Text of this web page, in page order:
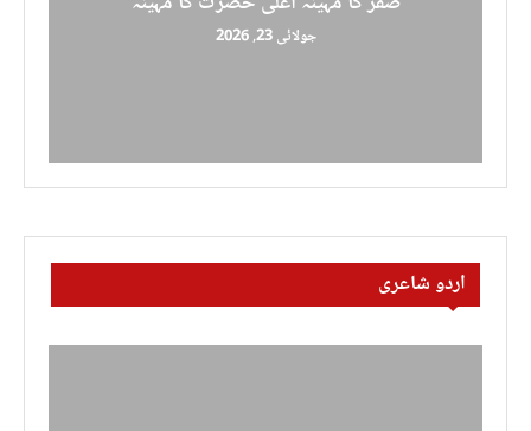
جولائی 23, 2026
اردو شاعری